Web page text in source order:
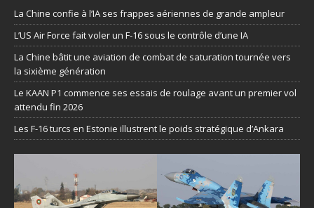
La Chine confie à l’IA ses frappes aériennes de grande ampleur
L’US Air Force fait voler un F-16 sous le contrôle d’une IA
La Chine bâtit une aviation de combat de saturation tournée vers
la sixième génération
Le KAAN P1 commence ses essais de roulage avant un premier vol
attendu fin 2026
Les F-16 turcs en Estonie illustrent le poids stratégique d’Ankara